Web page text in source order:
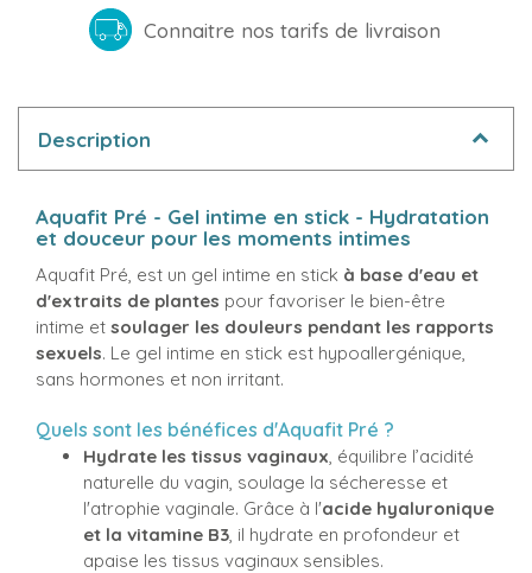
Connaitre nos tarifs de livraison
Description
Aquafit Pré - Gel intime en stick - Hydratation
et douceur pour les moments intimes
Aquafit Pré, est un gel intime en stick à base d'eau et
d'extraits de plantes pour favoriser le bien-être
intime et soulager les douleurs pendant les rapports
sexuels. Le gel intime en stick est hypoallergénique,
sans hormones et non irritant.
Quels sont les bénéfices d'Aquafit Pré ?
Hydrate les tissus vaginaux, équilibre l’acidité
naturelle du vagin, soulage la sécheresse et
l'atrophie vaginale. Grâce à l'acide hyaluronique
et la vitamine B3, il hydrate en profondeur et
apaise les tissus vaginaux sensibles.